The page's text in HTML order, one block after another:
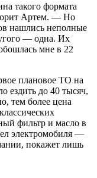
такого формата
Артем. — Но
нашлись неполные
— одна. Их
мне в 22
плановое ТО на
ездить до 40 тысяч,
тем более цена
фильтр и масло в
электромобиля —
покажет лишь